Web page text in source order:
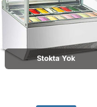
Stokta Yok